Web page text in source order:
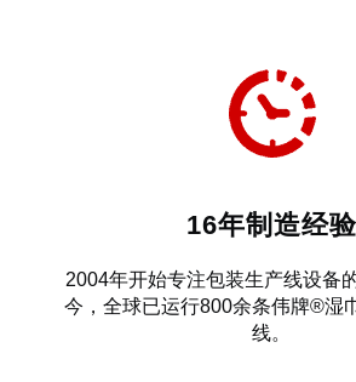
16年制造经验
2004年开始专注包装生产线设备
今，全球已运行800余条伟牌®湿
线。